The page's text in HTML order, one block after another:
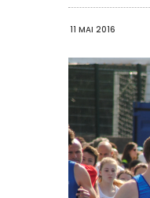
11 MAI 2016